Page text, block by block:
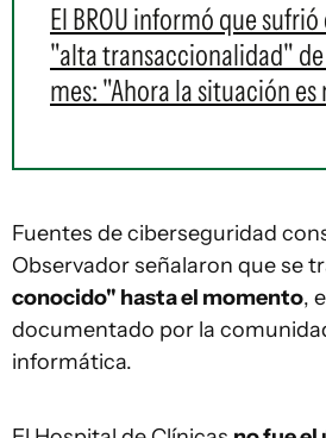
El BROU informó que
"alta transaccionalidad"
mes: "Ahora la situación
Fuentes de ciberseguridad
Observador señalaron que se
conocido" hasta el momento,
documentado por la
informática.